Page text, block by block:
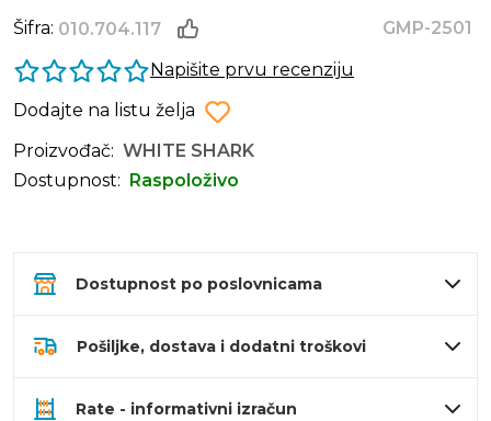
Šifra: 010.704.117
GMP-2501
Napišite prvu recenziju
Dodajte na listu želja
Proizvođač: WHITE SHARK
Dostupnost:
Raspoloživo
Dostupnost po poslovnicama
Pošiljke, dostava i dodatni troškovi
Rate - informativni izračun